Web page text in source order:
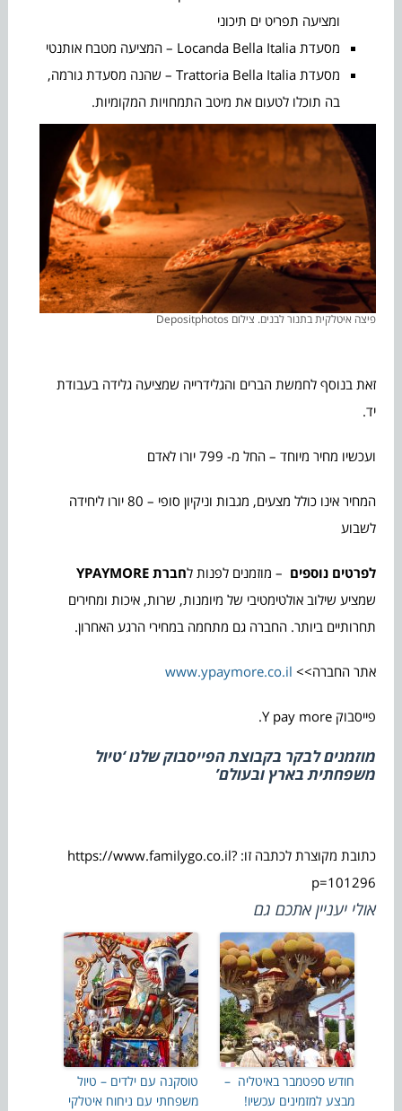
ומציעה תפריט ים תיכוני
מסעדת Locanda Bella Italia – המציעה מטבח אותנטי
מסעדת Trattoria Bella Italia – שהנה מסעדת גורמה,
בה תוכלו לטעום את מיטב התמחויות המקומיות.
פיצה איטלקית בתנור לבנים. צילום Depositphotos
זאת בנוסף לחמשת הברים והגלידרייה שמציעה גלידה בעבודת
יד.
ועכשיו מחיר מיוחד – החל מ- 799 יורו לאדם
המחיר אינו כולל מצעים, מגבות וניקיון סופי – 80 יורו ליחידה
לשבוע
לפרטים נוספים – מוזמנים לפנות לחברת YPAYMORE
שמציע שילוב אולטימטיבי של מיומנות, שרות, איכות ומחירים
תחרותיים ביותר. החברה גם מתחמה במחירי הרגע האחרון.
אתר החברה>> www.ypaymore.co.il
פייסבוק Y pay more.
מוזמנים לבקר בקבוצת הפייסבוק שלנו‘טיול
משפחתית בארץ ובעולם’
כתובת מקוצרת לכתבה זו: https://www.familygo.co.il?
p=101296
אולי יעניין אתכם גם
חודש ספטמבר באיטליה –
מבצע למזמינים עכשיו!
טוסקנה עם ילדים – טיול
משפחתי עם ניחוח איטלקי